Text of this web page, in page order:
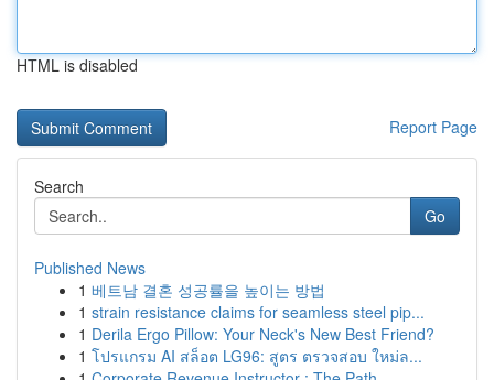
HTML is disabled
Report Page
Search
Go
Published News
1 베트남 결혼 성공률을 높이는 방법
1 strain resistance claims for seamless steel pip...
1 Derila Ergo Pillow: Your Neck's New Best Friend?
1 โปรแกรม AI สล็อต LG96: สูตร ตรวจสอบ ใหม่ล...